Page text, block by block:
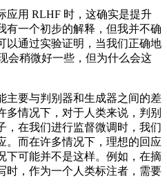
用 RLHF 时，这确实是提升
有一个初步的解释，但我并不确
以通过实验证明，当我们正确地
会稍微好一些，但为什么会这
要与判别器和生成器之间的差
多情况下，对于人类来说，判别
，在我们进行监督微调时，我们
。而在许多情况下，理想的回应
下可能并不是这样。例如，在摘
时，作为一个人类标注者，需要